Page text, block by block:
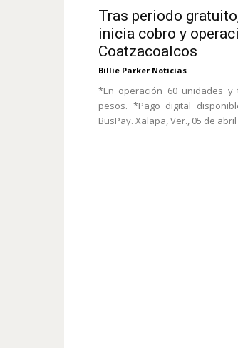
Tras periodo
inicia cobro y
Coatzacoalcos
Billie Parker Noticias
*En operación 60 unidades
pesos. *Pago digital
BusPay. Xalapa, Ver., 05 de abril